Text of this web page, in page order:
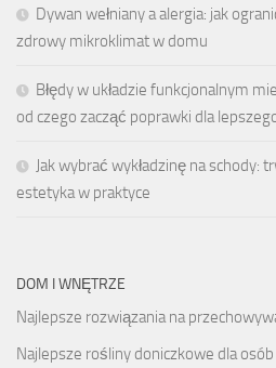
Dywan wełniany a alergia: jak
zdrowy mikroklimat w domu
Błędy w układzie funkcjonalnym
od czego zacząć poprawki dla
Jak wybrać wykładzinę na schody:
estetyka w praktyce
DOM I WNĘTRZE
Najlepsze rozwiązania na
Najlepsze rośliny doniczkowe dla osób